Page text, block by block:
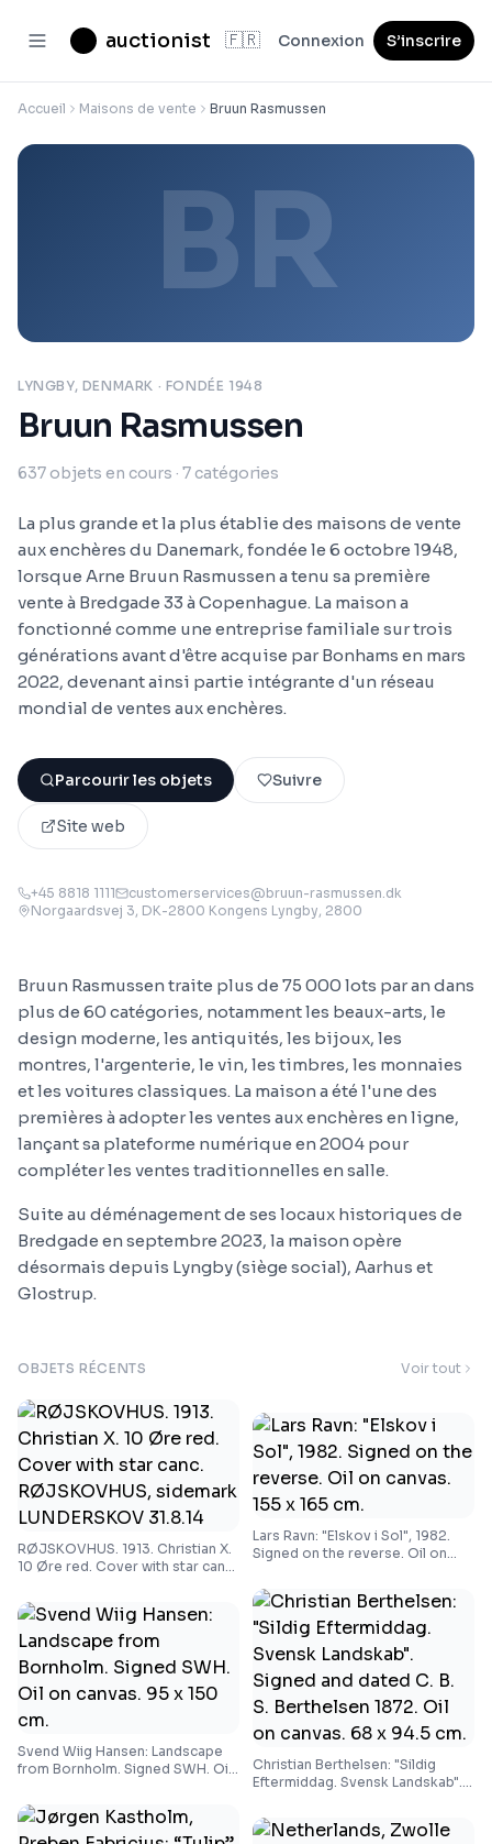
auctionist 🇫🇷 Connexion S’inscrire
Accueil Maisons de vente Bruun Rasmussen
BR
LYNGBY, DENMARK · FONDÉE 1948
Bruun Rasmussen
637 objets en cours · 7 catégories
La plus grande et la plus établie des maisons de vente
aux enchères du Danemark, fondée le 6 octobre 1948,
lorsque Arne Bruun Rasmussen a tenu sa première
vente à Bredgade 33 à Copenhague. La maison a
fonctionné comme une entreprise familiale sur trois
générations avant d'être acquise par Bonhams en mars
2022, devenant ainsi partie intégrante d'un réseau
mondial de ventes aux enchères.
Parcourir les objets Suivre
Site web
+45 8818 1111
customerservices@bruun-rasmussen.dk
Norgaardsvej 3, DK-2800 Kongens Lyngby, 2800
Bruun Rasmussen traite plus de 75 000 lots par an dans
plus de 60 catégories, notamment les beaux-arts, le
design moderne, les antiquités, les bijoux, les
montres, l'argenterie, le vin, les timbres, les monnaies
et les voitures classiques. La maison a été l'une des
premières à adopter les ventes aux enchères en ligne,
lançant sa plateforme numérique en 2004 pour
compléter les ventes traditionnelles en salle.
Suite au déménagement de ses locaux historiques de
Bredgade en septembre 2023, la maison opère
désormais depuis Lyngby (siège social), Aarhus et
Glostrup.
OBJETS RÉCENTS Voir tout
RØJSKOVHUS. 1913. Christian X.
10 Øre red. Cover with star canc.
LUNDERSKOV 31.8.14
Lars Ravn: "Elskov i Sol", 1982.
Signed on the reverse. Oil on
Svend Wiig Hansen: Landscape
from Bornholm. Signed SWH. Oil
Christian Berthelsen: "Sildig
Eftermiddag. Svensk Landskab".
Berthelsen 1872. Oil on canvas.
68 x 94.5 cm.